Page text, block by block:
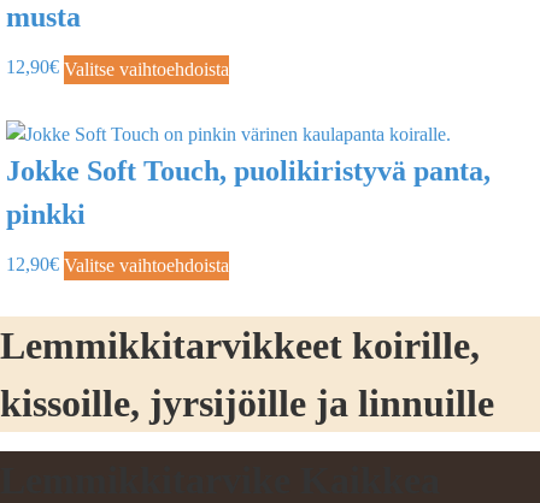
musta
12,90€ Valitse vaihtoehdoista
Jokke Soft Touch, puolikiristyvä panta,
pinkki
12,90€ Valitse vaihtoehdoista
Lemmikkitarvikkeet koirille,
kissoille, jyrsijöille ja linnuille